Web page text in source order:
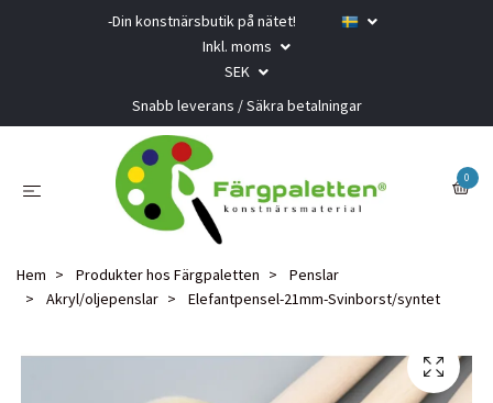
-Din konstnärsbutik på nätet!
Inkl. moms
SEK
Snabb leverans / Säkra betalningar
0
Hem Produkter hos Färgpaletten
Penslar
Akryl/oljepenslar
Elefantpensel-21mm-Svinborst/syntet